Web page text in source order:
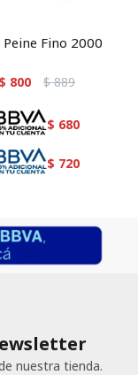
Peine Fino 2000
$ 800 $ 889
$ 680
$ 720
nuestra tienda.